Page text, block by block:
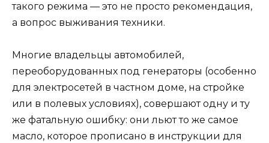
такого режима — это не просто рекомендация,
а вопрос выживания техники.
Многие владельцы автомобилей,
переоборудованных под генераторы (особенно
для электросетей в частном доме, на стройке
или в полевых условиях), совершают одну и ту
же фатальную ошибку: они льют то же самое
масло, которое прописано в инструкции для